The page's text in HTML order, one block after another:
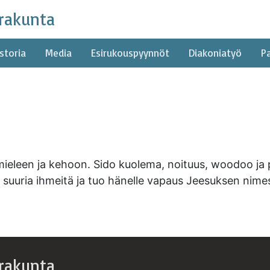
Media Esirukouspyynnöt Diakoniatyö
ja kehoon. Sido kuolema, noituus, woodoo
ihmeitä ja tuo hänelle vapaus Jeesuksen